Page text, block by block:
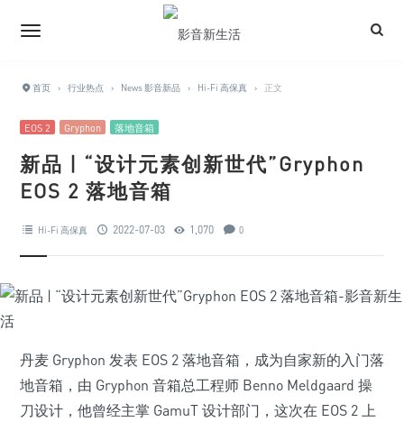
首页 › 行业热点 › News 影音新品 › Hi-Fi 高保真 › 正文
EOS 2 Gryphon 落地音箱
新品 | “设计元素创新世代”Gryphon
EOS 2 落地音箱
Hi-Fi 高保真 2022-07-03 1,070 0
丹麦 Gryphon 发表 EOS 2 落地音箱，成为自家新的入门落
地音箱，由 Gryphon 音箱总工程师 Benno Meldgaard 操
刀设计，他曾经主掌 GamuT 设计部门，这次在 EOS 2 上